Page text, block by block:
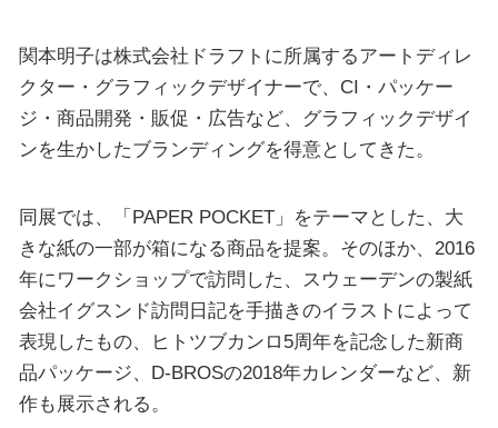
関本明子は株式会社ドラフトに所属するアートディレ
クター・グラフィックデザイナーで、CI・パッケー
ジ・商品開発・販促・広告など、グラフィックデザイ
ンを生かしたブランディングを得意としてきた。
同展では、「PAPER POCKET」をテーマとした、大
きな紙の一部が箱になる商品を提案。そのほか、2016
年にワークショップで訪問した、スウェーデンの製紙
会社イグスンド訪問日記を手描きのイラストによって
表現したもの、ヒトツブカンロ5周年を記念した新商
品パッケージ、D-BROSの2018年カレンダーなど、新
作も展示される。